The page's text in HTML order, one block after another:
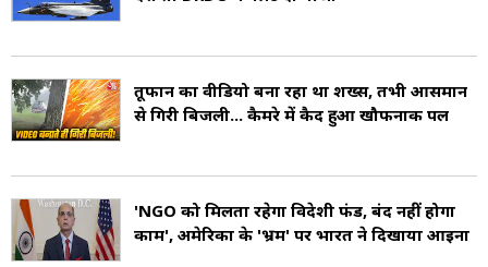
आता है, जिसकी कुल जनसंख्या लगभग 33 करोड़
है. यहां विभिन्न जातियों, संस्कृतियों और धर्मों के लोग रहते
हैं, जो इसे विविधताओं से भरा देश बनाते हैं.
है, जहां राष्ट्रपति कार्यकारी प्रमुख होता है. यहां की सरकार
तीन भागों में बंटी होती है-
तूफान का वीडियो बना रहा था शख्स, तभी आसमान
से गिरी बिजली... कैमरे में कैद हुआ खौफनाक पल
'NGO को मिलता रहेगा विदेशी फंड, बंद नहीं होगा
काम', अमेरिका के 'भ्रम' पर भारत ने दिखाया आईना